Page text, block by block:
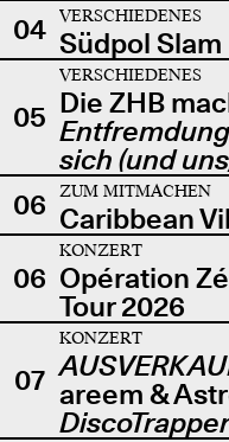
04 VERSCHIEDENES
Südpol Slam
05
VERSCHIEDENES
Die ZHB
sich (und
06
ZUM MITMACHEN
Caribbean
06
KONZERT
Opération
Tour 2026
07
KONZERT
areem &